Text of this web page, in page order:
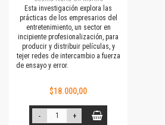
Esta investigación explora las
prácticas de los empresarios del
entretenimiento, un sector en
incipiente profesionalización, para
producir y distribuir películas, y
tejer redes de intercambio a fuerza
de ensayo y error.
$18.000,00
- +